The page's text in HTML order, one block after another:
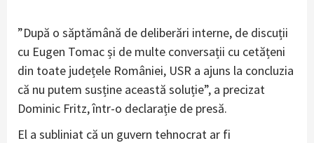
”După o săptămână de deliberări interne, de discuții
cu Eugen Tomac și de multe conversații cu cetățeni
din toate județele României, USR a ajuns la concluzia
că nu putem susține această soluție”, a precizat
Dominic Fritz, într-o declarație de presă.
El a subliniat că un guvern tehnocrat ar fi